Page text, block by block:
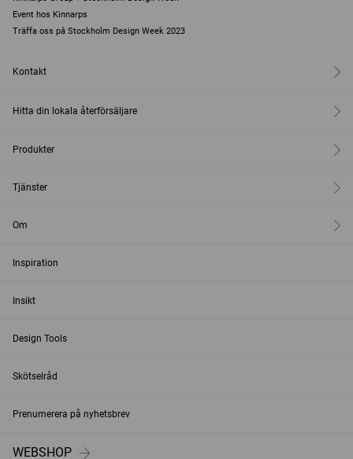
Event hos Kinnarps
Träffa oss på Stockholm Design Week 2023
Kontakt
Hitta din lokala återförsäljare
Produkter
Tjänster
Om
Inspiration
Insikt
Design Tools
Skötselråd
Prenumerera på nyhetsbrev
WEBSHOP